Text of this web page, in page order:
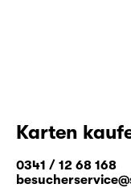
Karten
0341 / 12 68 168